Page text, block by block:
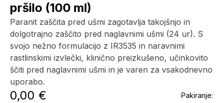
pršilo (100 ml)
Paranit zaščita pred ušmi zagotavlja takojšnjo in
dolgotrajno zaščito pred naglavnimi ušmi (24 ur). S
svojo nežno formulacijo z IR3535 in naravnimi
rastlinskimi izvlečki, klinično preizkušeno, učinkovito
ščiti pred naglavnimi ušmi in je varen za vsakodnevno
uporabo.
0,00 € Pakiranje: